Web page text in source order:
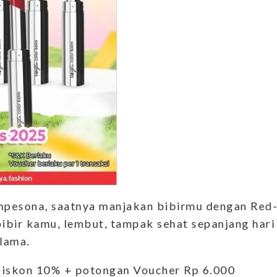
saatnya manjakan bibirmu dengan Red-
kamu, lembut, tampak sehat sepanjang hari
10% + potongan Voucher Rp 6.000